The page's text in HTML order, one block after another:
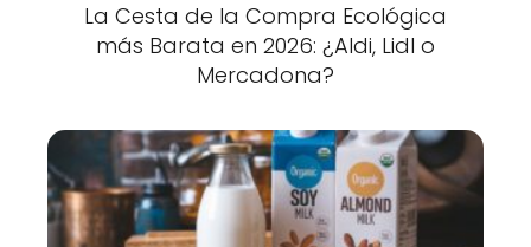
La Cesta de la Compra Ecológica
más Barata en 2026: ¿Aldi, Lidl o
Mercadona?